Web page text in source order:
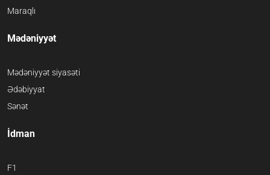
Maraqlı
Mədəniyyət
Mədəniyyət siyasəti
Ədəbiyyat
Sənət
İdman
F1